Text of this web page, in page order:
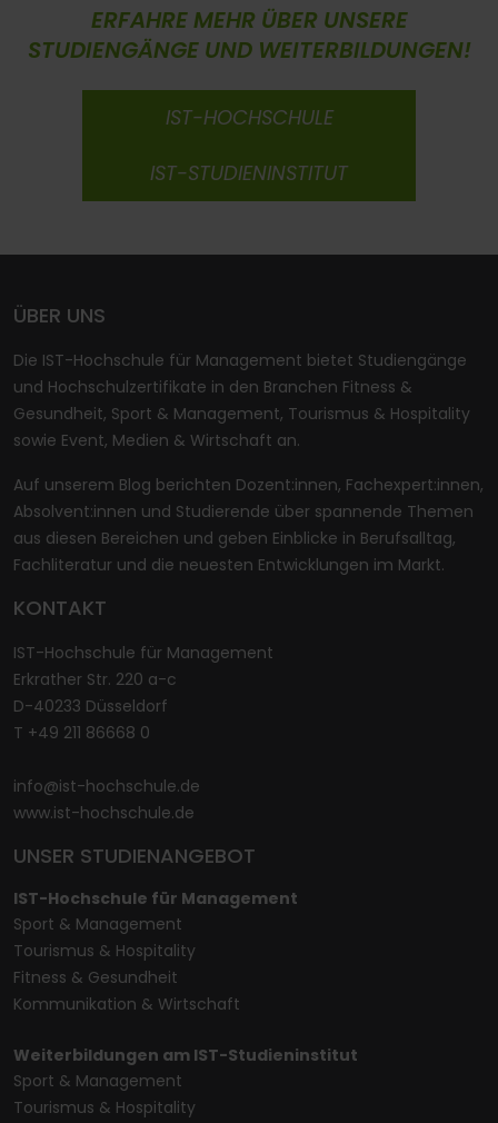
ERFAHRE MEHR ÜBER UNSERE
STUDIENGÄNGE UND WEITERBILDUNGEN!
IST-HOCHSCHULE
IST-STUDIENINSTITUT
ÜBER UNS
Die IST-Hochschule für Management bietet Studiengänge
und Hochschulzertifikate in den Branchen Fitness &
Gesundheit, Sport & Management, Tourismus & Hospitality
sowie Event, Medien & Wirtschaft an.
Auf unserem Blog berichten Dozent:innen, Fachexpert:innen,
Absolvent:innen und Studierende über spannende Themen
aus diesen Bereichen und geben Einblicke in Berufsalltag,
Fachliteratur und die neuesten Entwicklungen im Markt.
KONTAKT
IST-Hochschule für Management
Erkrather Str. 220 a-c
D-40233 Düsseldorf
T +49 211 86668 0
info@ist-hochschule.de
www.ist-hochschule.de
UNSER STUDIENANGEBOT
IST-Hochschule für Management
Sport & Management
Tourismus & Hospitality
Fitness & Gesundheit
Kommunikation & Wirtschaft
Weiterbildungen am IST-Studieninstitut
Sport & Management
Tourismus & Hospitality